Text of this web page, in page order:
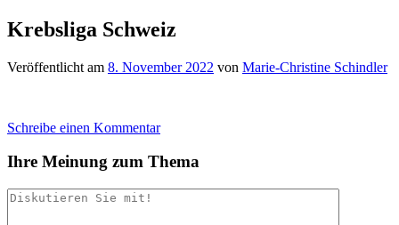
Krebsliga Schweiz
Veröffentlicht am 8. November 2022 von Marie-Christine Schindler
Schreibe einen Kommentar
Ihre Meinung zum Thema